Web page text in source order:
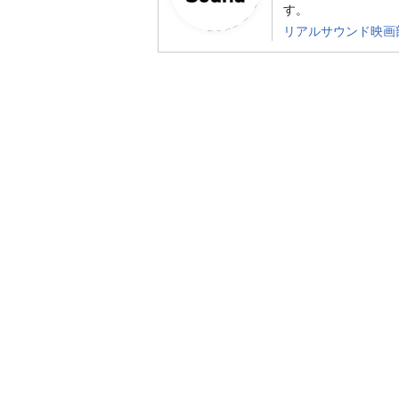
す。
リアルサウンド映